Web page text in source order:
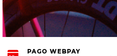
PAGO CON